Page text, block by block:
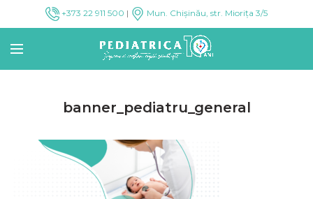
+373 22 911 500 | Mun. Chișinău, str. Miorița 3/5
banner_pediatru_general